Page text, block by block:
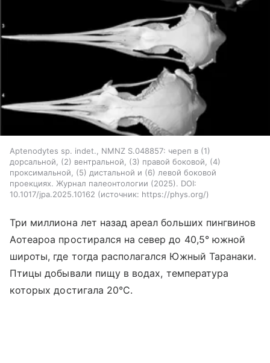
Aptenodytes sp. indet., NMNZ S.048857: череп в (1)
дорсальной, (2) вентральной, (3) правой боковой, (4)
проксимальной, (5) дистальной и (6) левой боковой
проекциях. Журнал палеонтологии (2025). DOI:
10.1017/jpa.2025.10162
источник: https://phys.org/
Три миллиона лет назад ареал больших пингвинов
Аотеароа простирался на север до 40,5° южной
широты, где тогда располагался Южный Таранаки.
Птицы добывали пищу в водах, температура
которых достигала 20°C.